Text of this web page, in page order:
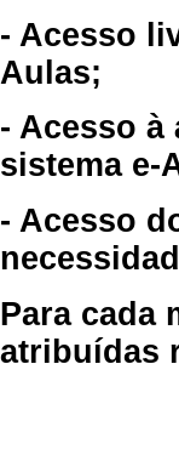
- Acesso
Aulas;
- Acesso
sistema e-
- Acesso
Para cada
atribuídas